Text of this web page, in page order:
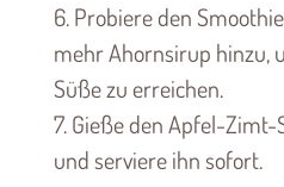
6. Probiere den
mehr Ahornsirup hinzu,
Süße zu erreichen.
7. Gieße den Apfel-Zimt-
und serviere ihn sofort.